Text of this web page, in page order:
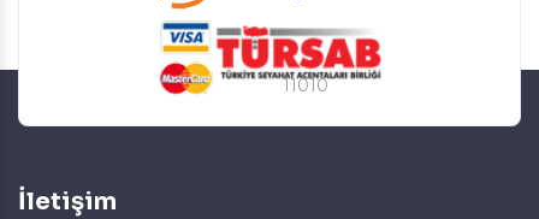
11010
İletişim